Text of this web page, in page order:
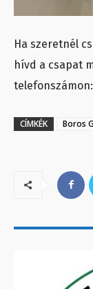
Ha szeretnél
hívd a csapat
telefonszámon:
CÍMKÉK Boros